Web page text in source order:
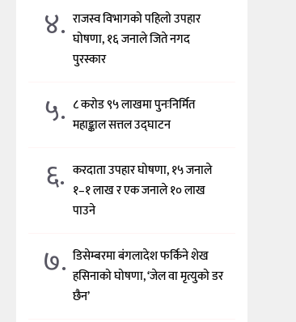
४. राजस्व विभागको पहिलो उपहार
घोषणा, १६ जनाले जिते नगद
पुरस्कार
५. ८ करोड ९५ लाखमा पुनःनिर्मित
महाङ्काल सत्तल उद्घाटन
६. करदाता उपहार घोषणा, १५ जनाले
१–१ लाख र एक जनाले १० लाख
पाउने
७. डिसेम्बरमा बंगलादेश फर्किने शेख
हसिनाको घोषणा, ‘जेल वा मृत्युको डर
छैन’